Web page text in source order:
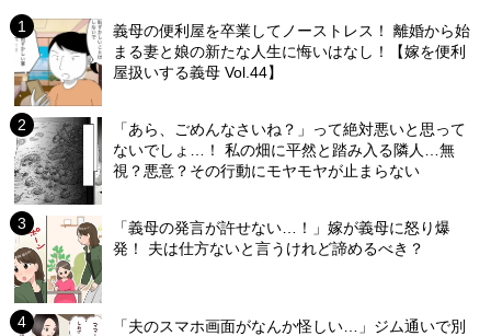
義母の便利屋を卒業してノーストレス！ 離婚から始
まる妻と娘の新たな人生に悔いはなし！【嫁を便利
屋扱いする義母 Vol.44】
「あら、ごめんなさいね？」って絶対悪いと思って
ないでしょ…！ 私の畑に平然と踏み入る隣人…無
視？悪意？その行動にモヤモヤが止まらない
「義母の発言が許せない…！」嫁が義母に怒り爆
発！ 夫は仕方ないと言うけれど諦めるべき？
「夫のスマホ画面がなんか怪しい…」ジム通いで別